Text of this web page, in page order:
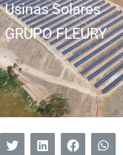
Usinas Solares
GRUPO FLEURY